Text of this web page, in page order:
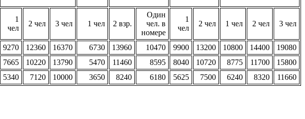
1
чел
2 чел 3 чел 1 чел 2 взр.
Один
чел. в
номере
1
чел
2 чел 1 чел 2 чел 3 чел
9270 12360 16370 6730 13960 10470 9900 13200 10800 14400
19080
7665 10220 13790 5470 11460 8595 8040 10720 8775 11700
15800
5340 7120 10000 3650 8240 6180 5625 7500 6240 8320 11660